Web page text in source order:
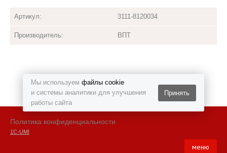
Мы используем файлы cookie
и системы аналитики для улучшения
работы сайта
Принять
Артикул: 3111-8120034
Производитель: ВПТ
Политика конфиденциальности
1С-UMI
меню